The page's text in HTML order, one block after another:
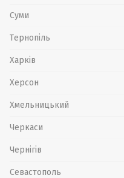
Суми
Тернопіль
Харків
Херсон
Хмельницький
Черкаси
Чернігів
Севастополь